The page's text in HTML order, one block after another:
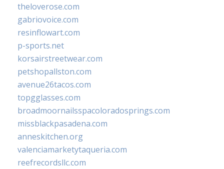
theloverose.com
gabriovoice.com
resinflowart.com
p-sports.net
korsairstreetwear.com
petshopallston.com
avenue26tacos.com
topgglasses.com
broadmoornailsspacoloradosprings.com
missblackpasadena.com
anneskitchen.org
valenciamarketytaqueria.com
reefrecordsllc.com